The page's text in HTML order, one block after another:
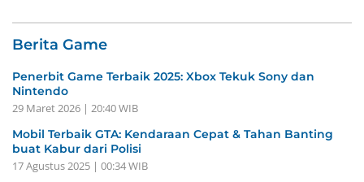
Berita Game
Penerbit Game Terbaik 2025: Xbox Tekuk Sony dan
Nintendo
29 Maret 2026 | 20:40 WIB
Mobil Terbaik GTA: Kendaraan Cepat & Tahan Banting
buat Kabur dari Polisi
17 Agustus 2025 | 00:34 WIB